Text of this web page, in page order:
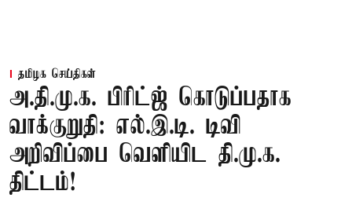
தமிழக செய்திகள்
அ.தி.மு.க. பிரிட்ஜ் கொடுப்பதாக
வாக்குறுதி: எல்.இ.டி. டிவி
அறிவிப்பை வெளியிட தி.மு.க.
திட்டம்!